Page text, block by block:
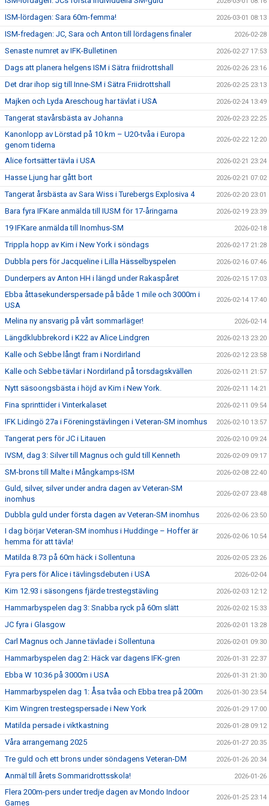
ISM-lördagen: Sara 60m-femma! 2026-03-01 08:13
ISM-fredagen: JC, Sara och Anton till lördagens finaler 2026-02-28
Senaste numret av IFK-Bulletinen 2026-02-27 17:53
Dags att planera helgens ISM i Sätra friidrottshall 2026-02-26 23:16
Det drar ihop sig till Inne-SM i Sätra Friidrottshall 2026-02-25 23:13
Majken och Lyda Areschoug har tävlat i USA 2026-02-24 13:49
Tangerat stavårsbästa av Johanna 2026-02-23 22:25
Kanonlopp av Lörstad på 10 km – U20-tvåa i Europa
genom tiderna
2026-02-22 12:20
Alice fortsätter tävla i USA 2026-02-21 23:24
Hasse Ljung har gått bort 2026-02-21 07:02
Tangerat årsbästa av Sara Wiss i Turebergs Explosiva 4 2026-02-20 23:01
Bara fyra IFKare anmälda till IUSM för 17-åringarna 2026-02-19 23:39
19 IFKare anmälda till Inomhus-SM 2026-02-18
Trippla hopp av Kim i New York i söndags 2026-02-17 21:28
Dubbla pers för Jacqueline i Lilla Hässelbyspelen 2026-02-16 07:46
Dunderpers av Anton HH i längd under Rakaspåret 2026-02-15 17:03
Ebba åttasekunderspersade på både 1 mile och 3000m i
USA
2026-02-14 17:40
Melina ny ansvarig på vårt sommarläger! 2026-02-14
Längdklubbrekord i K22 av Alice Lindgren 2026-02-13 23:20
Kalle och Sebbe långt fram i Nordirland 2026-02-12 23:58
Kalle och Sebbe tävlar i Nordirland på torsdagskvällen 2026-02-11 21:57
Nytt säsoongsbästa i höjd av Kim i New York. 2026-02-11 14:21
Fina sprinttider i Vinterkalaset 2026-02-11 09:54
IFK Lidingö 27a i Föreningstävlingen i Veteran-SM inomhus 2026-02-10 13:57
Tangerat pers för JC i Litauen 2026-02-10 09:24
IVSM, dag 3: Silver till Magnus och guld till Kenneth 2026-02-09 09:17
SM-brons till Malte i Mångkamps-ISM 2026-02-08 22:40
Guld, silver, silver under andra dagen av Veteran-SM
inomhus
2026-02-07 23:48
Dubbla guld under första dagen av Veteran-SM inomhus 2026-02-06 23:50
I dag börjar Veteran-SM inomhus i Huddinge – Hoffer är
hemma för att tävla!
2026-02-06 10:54
Matilda 8.73 på 60m häck i Sollentuna 2026-02-05 23:26
Fyra pers för Alice i tävlingsdebuten i USA 2026-02-04
Kim 12.93 i säsongens fjärde trestegstävling 2026-02-03 12:12
Hammarbyspelen dag 3: Snabba ryck på 60m slätt 2026-02-02 15:33
JC fyra i Glasgow 2026-02-01 13:28
Carl Magnus och Janne tävlade i Sollentuna 2026-02-01 09:30
Hammarbyspelen dag 2: Häck var dagens IFK-gren 2026-01-31 22:37
Ebba W 10:36 på 3000m i USA 2026-01-31 21:30
Hammarbyspelen dag 1: Åsa tvåa och Ebba trea på 200m 2026-01-30 23:54
Kim Wingren trestegspersade i New York 2026-01-29 17:00
Matilda persade i viktkastning 2026-01-28 09:12
Våra arrangemang 2025 2026-01-27 20:35
Tre guld och ett brons under söndagens Veteran-DM 2026-01-26 20:34
Anmäl till årets Sommaridrottsskola! 2026-01-26
Flera 200m-pers under tredje dagen av Mondo Indoor
Games
2026-01-25 23:14